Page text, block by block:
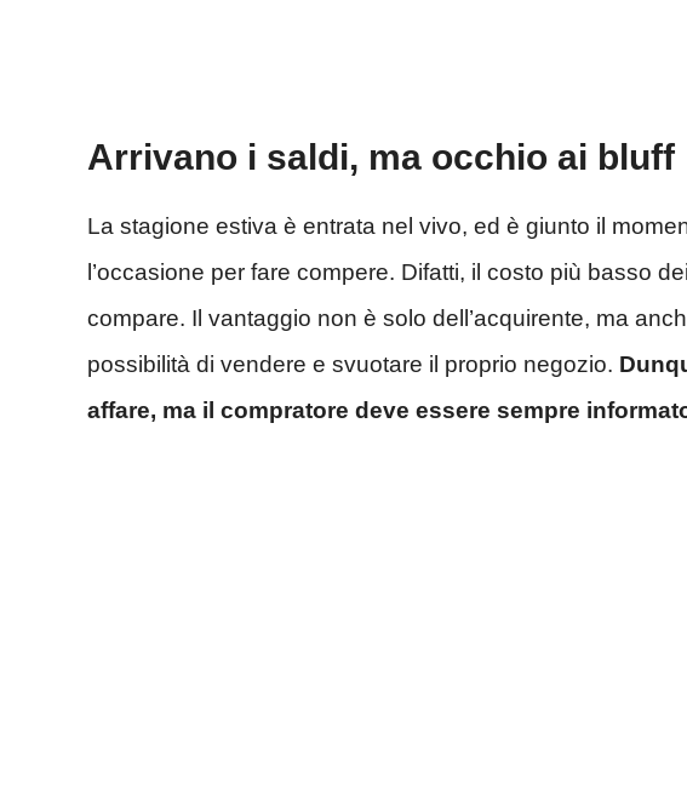
Arrivano i saldi, ma occhio ai bluff
La stagione estiva è entrata nel vivo, ed è giunto il
l’occasione per fare compere. Difatti, il costo più basso
compare. Il vantaggio non è solo dell’acquirente, ma
possibilità di vendere e svuotare il proprio negozio.
affare, ma il compratore deve essere sempre